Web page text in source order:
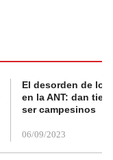
El desorden de
en la ANT: dan
ser campesinos
06/09/2023